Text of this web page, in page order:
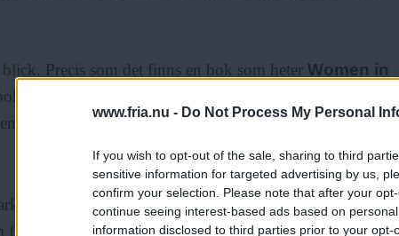
www.fria.nu - Do Not Process My Personal
If you wish to opt-out of the sale, sharing to third
sensitive information for targeted advertising by us,
confirm your selection. Please note that after your
continue seeing interest-based ads based on
information disclosed to third parties prior to your
Precis som det finns en bok som heter Women in
som heter
koloniala blick på konsthistorien, säger EvaMarie
och om olika former av ismer inom
futurism, en om kubism och så finns det en bok om